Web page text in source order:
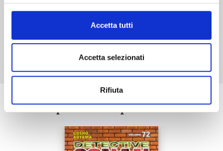
Accetta tutti
Accetta selezionati
Rifiuta
Mostra tutto
Se ti è piaciuto prova anche: